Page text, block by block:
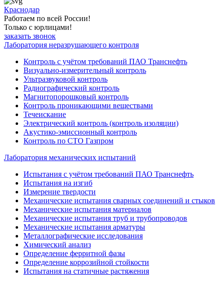
Краснодар
Работаем по всей России!
Только с юрлицами!
заказать звонок
Лаборатория неразрушающего контроля
Контроль с учётом требований ПАО Транснефть
Визуально-измерительный контроль
Ультразвуковой контроль
Радиографический контроль
Магнитопорошковый контроль
Контроль проникающими веществами
Течеискание
Электрический контроль (контроль изоляции)
Акустико-эмиссионный контроль
Контроль по СТО Газпром
Лаборатория механических испытаний
Испытания с учётом требований ПАО Транснефть
Испытания на изгиб
Измерение твердости
Механические испытания сварных соединений и стыков
Механические испытания материалов
Механические испытания труб и трубопроводов
Механические испытания арматуры
Металлографические исследования
Химический анализ
Определение ферритной фазы
Определение коррозийной стойкости
Испытания на статичные растяжения